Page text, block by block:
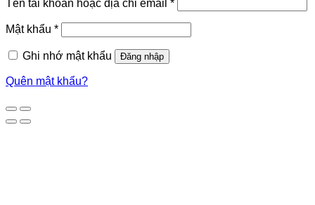
Tên tài khoản hoặc địa chỉ email *
Mật khẩu *
Ghi nhớ mật khẩu Đăng nhập
Quên mật khẩu?